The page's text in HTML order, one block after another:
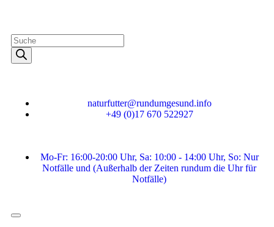
naturfutter@rundumgesund.info
+49 (0)17 670 522927
Mo-Fr: 16:00-20:00 Uhr, Sa: 10:00 - 14:00 Uhr, So: Nur
Notfälle und (Außerhalb der Zeiten rundum die Uhr für
Notfälle)